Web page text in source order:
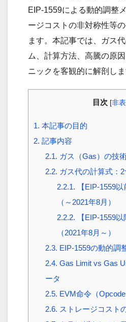
EIP-1559による動的調整
ージコストの非対称性等
ます。本記事では、ガス
ム、計算方法、高騰の原
ニックを客観的に解剖しま
目次 [非
1. 本記事の目的
2. 記事内容
2.1. ガス（Gas）の技
2.2. ガス代の計算式：
2.2.1. 【EIP-1559
（～2021年8月）
2.2.2. 【EIP-1559
（2021年8月～）
2.3. EIP-1559の動的調
2.4. Gas Limit vs Gas
ータ
2.5. EVM命令（
2.6. ストレージコスト